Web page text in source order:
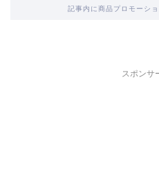
記事内に商品プロモーシ
スポンサ